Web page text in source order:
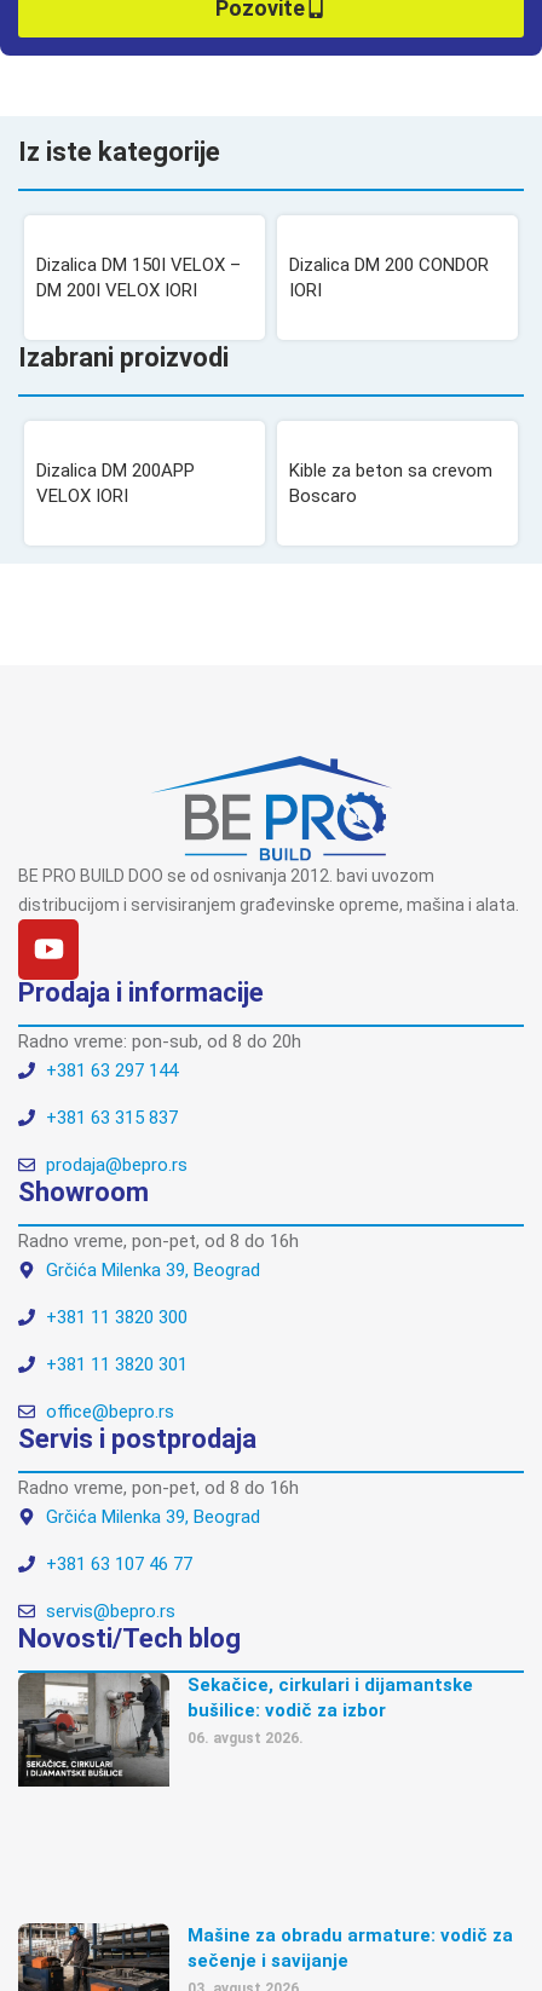
Pozovite
Iz iste kategorije
Dizalica DM 150I VELOX –
DM 200I VELOX IORI
Dizalica DM 200 CONDOR
IORI
Izabrani proizvodi
Dizalica DM 200APP
VELOX IORI
Kible za beton sa crevom
Boscaro
BE PRO BUILD DOO se od osnivanja 2012. bavi uvozom
distribucijom i servisiranjem građevinske opreme, mašina i alata.
Prodaja i informacije
Radno vreme: pon-sub, od 8 do 20h
+381 63 297 144
+381 63 315 837
prodaja@bepro.rs
Showroom
Radno vreme, pon-pet, od 8 do 16h
Grčića Milenka 39, Beograd
+381 11 3820 300
+381 11 3820 301
office@bepro.rs
Servis i postprodaja
Radno vreme, pon-pet, od 8 do 16h
Grčića Milenka 39, Beograd
+381 63 107 46 77
servis@bepro.rs
Novosti/Tech blog
Sekačice, cirkulari i dijamantske
bušilice: vodič za izbor
06. avgust 2026.
Mašine za obradu armature: vodič za
sečenje i savijanje